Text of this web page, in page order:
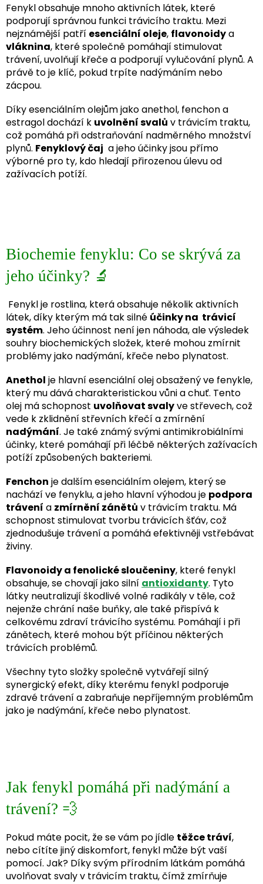
Fenykl obsahuje mnoho aktivních látek, které
podporují správnou funkci trávicího traktu. Mezi
nejznámější patří esenciální oleje, flavonoidya
vláknina, které společně pomáhají stimulovat
trávení, uvolňují křeče a podporují vylučování plynů. A
právě to je klíč, pokud trpíte nadýmáním nebo
zácpou.
Díky esenciálním olejům jako anethol, fenchon a
estragol dochází k uvolnění svalů v trávicím traktu,
což pomáhá při odstraňování nadměrného množství
plynů. Fenyklový čaj a jeho účinky jsou přímo
výborné pro ty, kdo hledají přirozenou úlevu od
zažívacích potíží.
Biochemie fenyklu: Co se skrývá za
jeho účinky? 🔬
Fenykl je rostlina, která obsahuje několik aktivních
látek, díky kterým má tak silné účinky na trávicí
systém. Jeho účinnost není jen náhoda, ale výsledek
souhry biochemických složek, které mohou zmírnit
problémy jako nadýmání, křeče nebo plynatost.
Anethol je hlavní esenciální olej obsažený ve fenykle,
který mu dává charakteristickou vůni a chuť. Tento
olej má schopnost uvolňovat svalyve střevech, což
vede k zklidnění střevních křečí a zmírnění
nadýmání. Je také známý svými antimikrobiálními
účinky, které pomáhají při léčbě některých zažívacích
potíží způsobených bakteriemi.
Fenchon je dalším esenciálním olejem, který se
nachází ve fenyklu, a jeho hlavní výhodou je podpora
trávení a zmírnění zánětů v trávicím traktu. Má
schopnost stimulovat tvorbu trávicích šťáv, což
zjednodušuje trávení a pomáhá efektivněji vstřebávat
živiny.
Flavonoidy a fenolické sloučeniny, které fenykl
obsahuje, se chovají jako silní antioxidanty. Tyto
látky neutralizují škodlivé volné radikály v těle, což
nejenže chrání naše buňky, ale také přispívá k
celkovému zdraví trávicího systému. Pomáhají i při
zánětech, které mohou být příčinou některých
trávicích problémů.
Všechny tyto složky společně vytvářejí silný
synergický efekt, díky kterému fenykl podporuje
zdravé trávení a zabraňuje nepříjemným problémům
jako je nadýmání, křeče nebo plynatost.
Jak fenykl pomáhá při nadýmání a
trávení? 💨
Pokud máte pocit, že se vám po jídle těžce tráví,
nebo cítíte jiný diskomfort, fenykl může být vaší
pomocí. Jak? Díky svým přírodním látkám pomáhá
uvolňovat svaly v trávicím traktu, čímž zmírňuje